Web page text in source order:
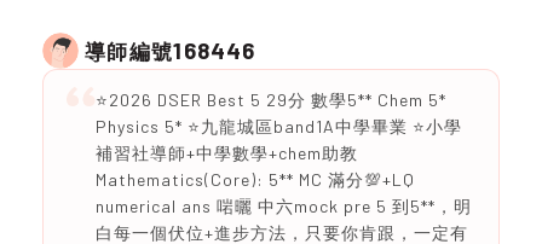
導師編號168446
⭐️2026 DSER Best 5 29分 數學5** Chem 5*
Physics 5* ⭐️九龍城區band1A中學畢業 ⭐️小學
補習社導師+中學數學+chem助教
Mathematics(Core): 5** MC 滿分💯+LQ
numerical ans 啱曬 中六mock pre 5 到5**，明
白每一個伏位+進步方法，只要你肯跟，一定有